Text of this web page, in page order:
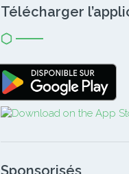
Télécharger